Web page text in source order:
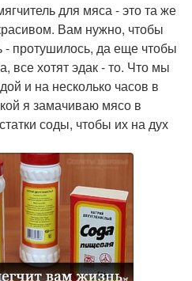
для мяса - это та же
Вам нужно, чтобы
протушилось, да еще чтобы
все хотят эдак - то. Что мы
и на несколько часов в
я замачиваю мясо в
соды, чтобы их на дух